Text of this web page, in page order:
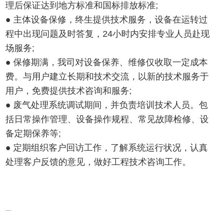
理后保证达到地方标准和国标排放标准;
● 主体设备保修，终生提供技术服务，设备在运转过
程中出现问题及时答复，24小时内安排专业人员赴现
场服务;
● 保修期满，我司对设备保养、维修仅收取一定成本
费。与用户建立长期和技术交流，以新的技术服务于
用户，免费提供技术咨询和服务;
● 废气处理系统调试期间，并负责培训技术人员。包
括日常操作管理、设备操作规程、常见故障检修、设
备定期保养等;
● 定期组织客户回访工作，了解系统运行状况，认真
处理客户反馈的意见，做好工程技术咨询工作。